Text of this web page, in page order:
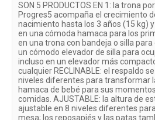
SON 5 PRODUCTOS EN 1: la trona
Progres5 acompaña el crecimiento
nacimiento hasta los 3 años (15 kg)
en una cómoda hamaca para los
en una trona con bandeja o silla
un cómodo elevador de silla para
incluso en un elevador más
cualquier RECLINABLE: el respaldo
niveles diferentes para transformar
hamaca de bebé para sus
comidas. AJUSTABLE: la altura de
ajustable en 8 niveles diferentes
mesa; los reposapiés y las patas